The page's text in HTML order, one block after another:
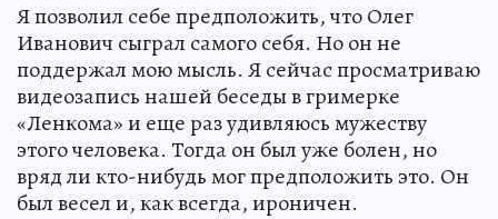
Я позволил себе предположить, что Олег
Иванович сыграл самого себя. Но он не
поддержал мою мысль. Я сейчас просматриваю
видеозапись нашей беседы в гримерке
«Ленкома» и еще раз удивляюсь мужеству
этого человека. Тогда он был уже болен, но
вряд ли кто-нибудь мог предположить это. Он
был весел и, как всегда, ироничен.